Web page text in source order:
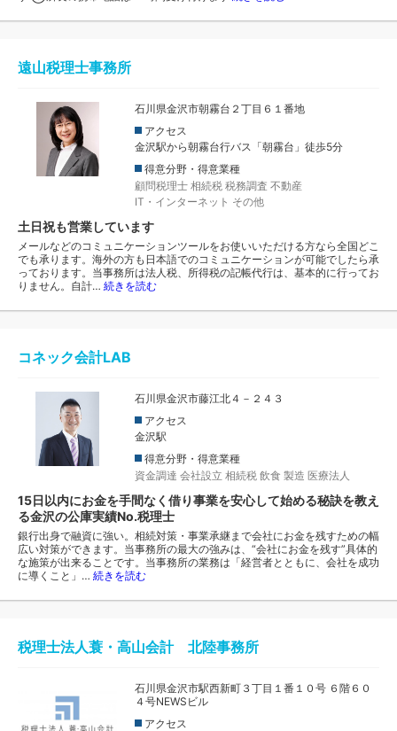
遠山税理士事務所
石川県金沢市朝霧台２丁目６１番地
アクセス
金沢駅から朝霧台行バス「朝霧台」徒歩5分
得意分野・得意業種
顧問税理士 相続税 税務調査 不動産
IT・インターネット その他
土日祝も営業しています
メールなどのコミュニケーションツールをお使いいただける方なら全国どこ
でも承ります。海外の方も日本語でのコミュニケーションが可能でしたら承
っております。当事務所は法人税、所得税の記帳代行は、基本的に行ってお
りません。自計… 続きを読む
コネック会計LAB
石川県金沢市藤江北４－２４３
アクセス
金沢駅
得意分野・得意業種
資金調達 会社設立 相続税 飲食 製造 医療法人
15日以内にお金を手間なく借り事業を安心して始める秘訣を教え
る金沢の公庫実績No.税理士
銀行出身で融資に強い。相続対策・事業承継まで会社にお金を残すための幅
広い対策ができます。当事務所の最大の強みは、“会社にお金を残す”具体的
な施策が出来ることです。当事務所の業務は「経営者とともに、会社を成功
に導くこと」… 続きを読む
税理士法人蓑・高山会計 北陸事務所
石川県金沢市駅西新町３丁目１番１０号 ６階６０
４号NEWSビル
アクセス